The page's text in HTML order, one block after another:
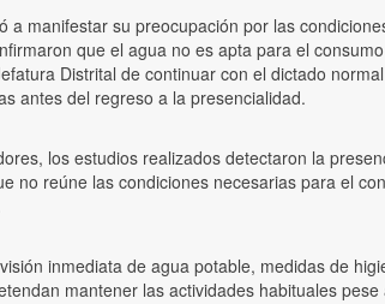
a manifestar su preocupación por las
que el agua no es apta para el
Distrital de continuar con el dictado
antes del regreso a la presencialidad.
los estudios realizados detectaron la
no reúne las condiciones necesarias para el
inmediata de agua potable, medidas de
mantener las actividades habituales